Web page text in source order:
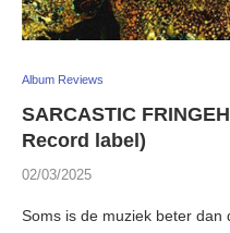
Album Reviews
SARCASTIC
Record label)
02/03/2025
Soms is de muziek beter dan